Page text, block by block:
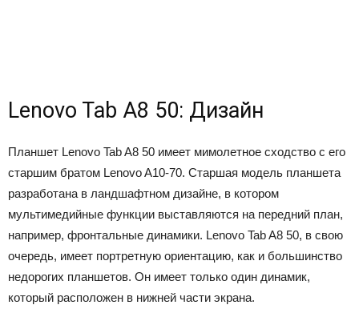
Lenovo Tab A8 50: Дизайн
Планшет Lenovo Tab A8 50 имеет мимолетное сходство с его
старшим братом Lenovo A10-70. Старшая модель планшета
разработана в ландшафтном дизайне, в котором
мультимедийные функции выставляются на передний план,
например, фронтальные динамики. Lenovo Tab A8 50, в свою
очередь, имеет портретную ориентацию, как и большинство
недорогих планшетов. Он имеет только один динамик,
который расположен в нижней части экрана.